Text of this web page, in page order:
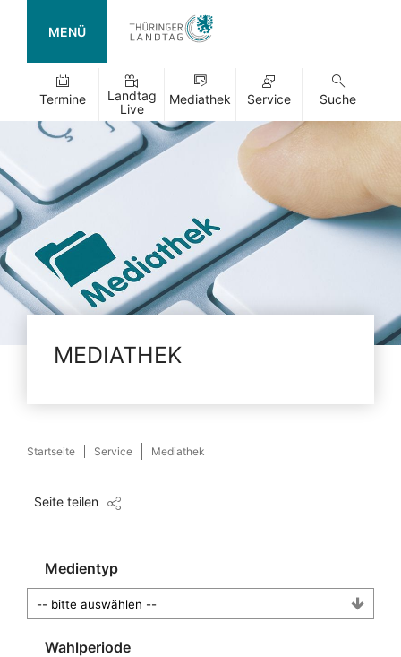
MENÜ
Termine
Landtag
Live
Mediathek Service Suche
MEDIATHEK
Startseite Service Mediathek
Seite teilen
Medientyp
Wahlperiode